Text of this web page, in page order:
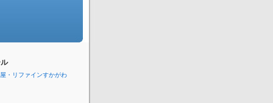
・リファインすかがわ